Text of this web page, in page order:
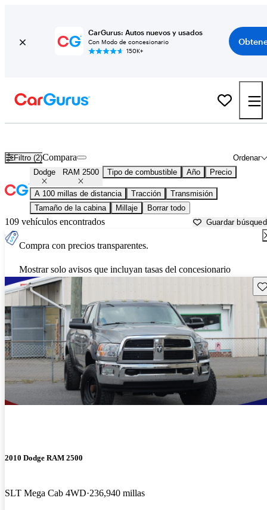
CarGurus: Autos nuevos y usados
Con Modo de concesionario
150K+
Filtro (2) Ordenar
Compara
Dodge RAM 2500 Tipo de combustible Año Precio
A 100 millas de distancia Tracción
Transmisión
Tamaño de la cabina
Millaje Borrar todo
109 vehículos encontrados Guardar
Compra con precios transparentes.
Mostrar solo avisos que incluyan tasas del concesionario
2010 Dodge RAM 2500
SLT Mega Cab 4WD 236,940 millas